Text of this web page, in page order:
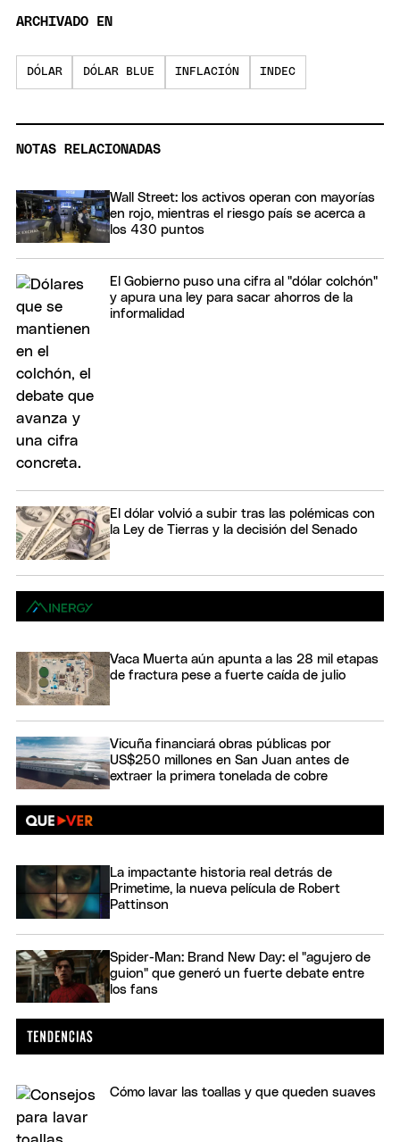
ARCHIVADO EN
DÓLAR DÓLAR BLUE INFLACIÓN INDEC
NOTAS RELACIONADAS
Wall Street: los activos operan con mayorías
en rojo, mientras el riesgo país se acerca a
los 430 puntos
El Gobierno puso una cifra al "dólar colchón"
y apura una ley para sacar ahorros de la
informalidad
El dólar volvió a subir tras las polémicas con
la Ley de Tierras y la decisión del Senado
Vaca Muerta aún apunta a las 28 mil etapas
de fractura pese a fuerte caída de julio
Vicuña financiará obras públicas por
US$250 millones en San Juan antes de
extraer la primera tonelada de cobre
La impactante historia real detrás de
Primetime, la nueva película de Robert
Pattinson
Spider-Man: Brand New Day: el "agujero de
guion" que generó un fuerte debate entre
los fans
Cómo lavar las toallas y que queden suaves